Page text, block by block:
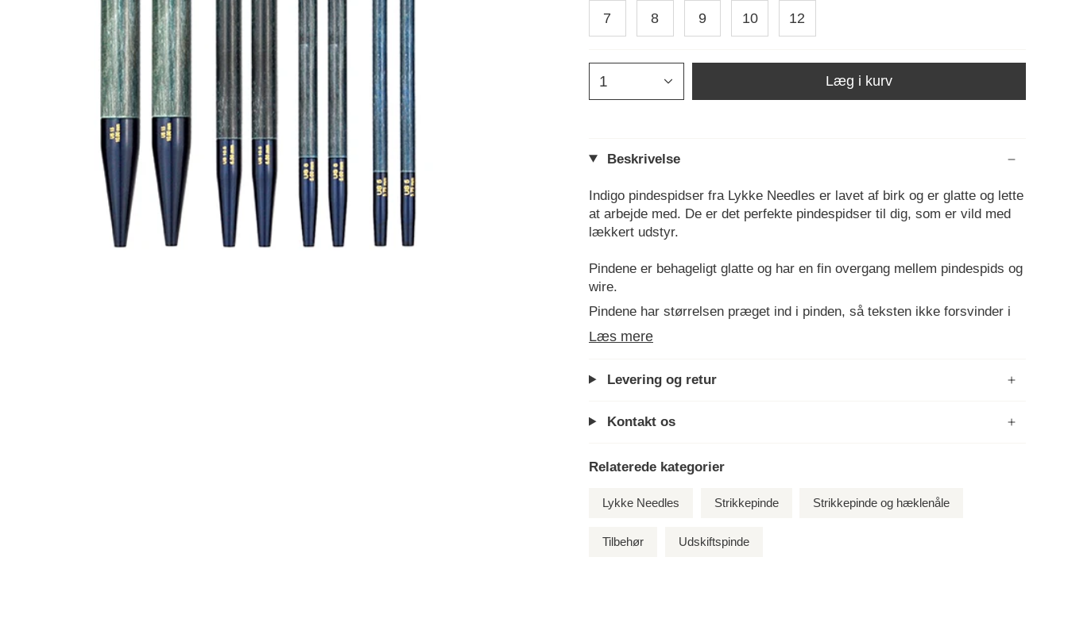
7 8 9 10 12
1 Læg i kurv
Beskrivelse
Indigo pindespidser fra Lykke Needles er lavet af birk og er glatte og lette
at arbejde med. De er det perfekte pindespidser til dig, som er vild med
lækkert udstyr.
Pindene er behageligt glatte og har en fin overgang mellem pindespids og
wire.
Pindene har størrelsen præget ind i pinden, så teksten ikke forsvinder i
Læs mere
Levering og retur
Kontakt os
Relaterede kategorier
Lykke Needles Strikkepinde Strikkepinde og hæklenåle
Tilbehør Udskiftspinde